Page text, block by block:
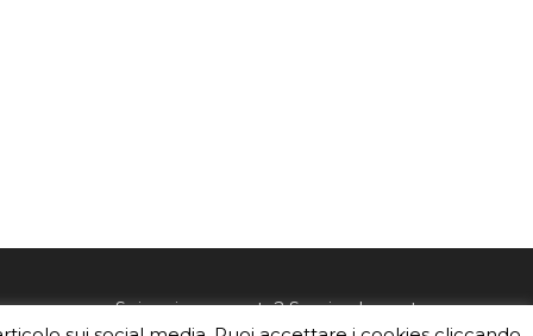
Sei un insegnante? Scarica la nostra